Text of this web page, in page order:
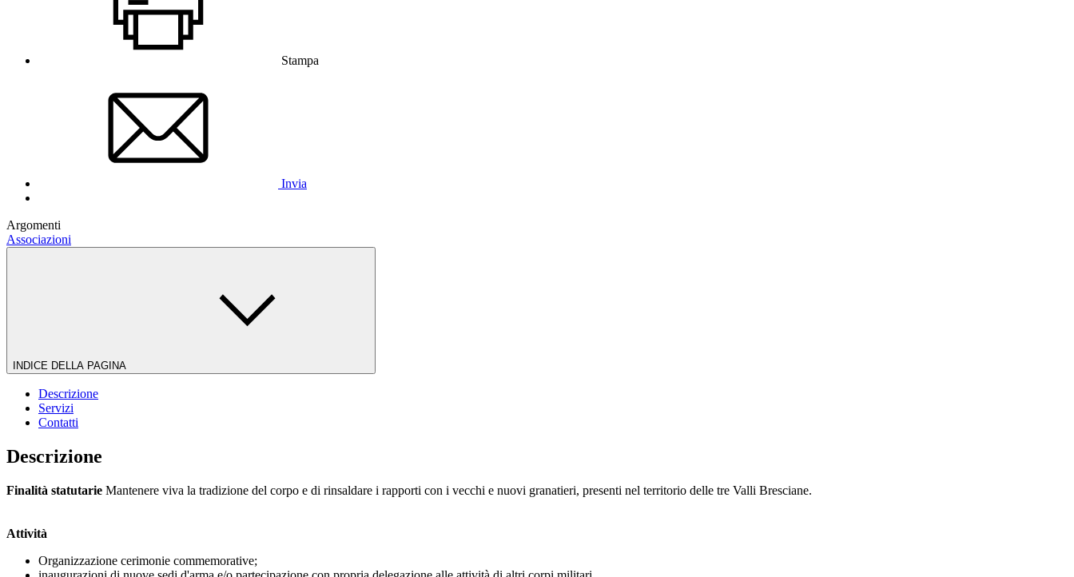
Stampa
Invia
Argomenti
Associazioni
INDICE DELLA PAGINA
Descrizione
Servizi
Contatti
Descrizione
Finalità statutarie Mantenere viva la tradizione del corpo e di rinsaldare i rapporti con i vecchi e nuovi granatieri, presenti nel territorio delle tre Valli Bresciane.
Attività
Organizzazione cerimonie commemorative;